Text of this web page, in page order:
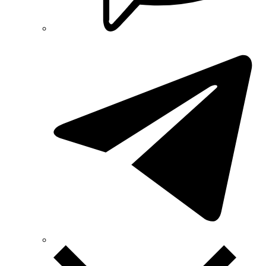
Siemens (Германия)
Technoelectric (Италия)
Technosystems (Украина)
TEKPAN (Турция)
Vargo (Украина)
Vector VS